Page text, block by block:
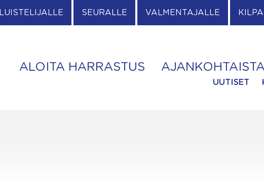
LUISTELIJALLE SEURALLE VALMENTAJALLE
ALOITA HARRASTUS AJANKOHTAISTA
UUTISET